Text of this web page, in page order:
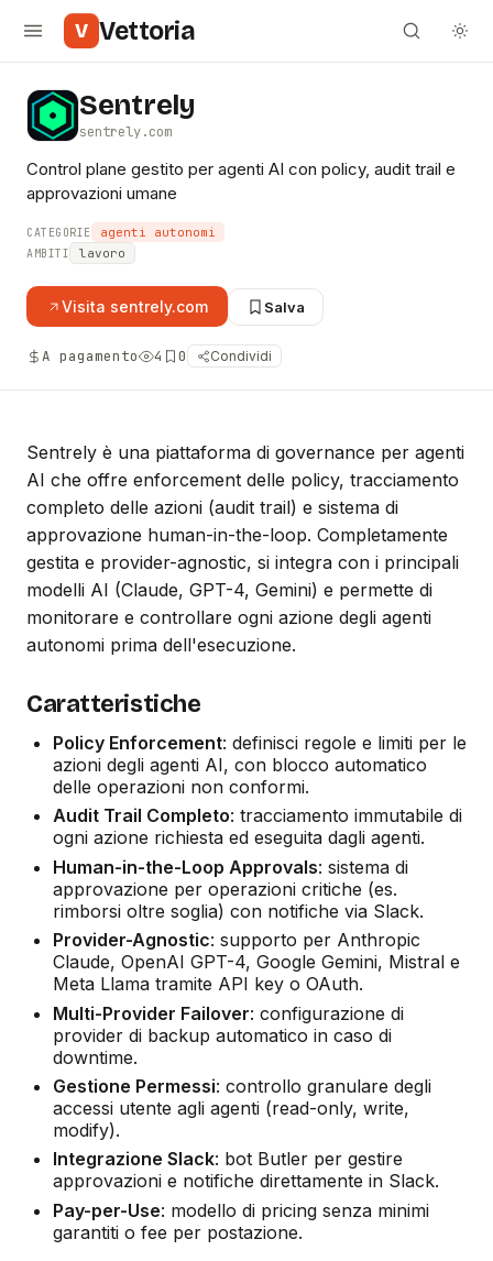
V Vettoria
Sentrely
sentrely.com
Control plane gestito per agenti AI con policy, audit trail e
approvazioni umane
CATEGORIE agenti autonomi
AMBITI lavoro
Visita sentrely.com Salva
A pagamento 4 0 Condividi
Sentrely è una piattaforma di governance per agenti
AI che offre enforcement delle policy, tracciamento
completo delle azioni (audit trail) e sistema di
approvazione human-in-the-loop. Completamente
gestita e provider-agnostic, si integra con i principali
modelli AI (Claude, GPT-4, Gemini) e permette di
monitorare e controllare ogni azione degli agenti
autonomi prima dell'esecuzione.
Caratteristiche
Policy Enforcement: definisci regole e limiti per le
azioni degli agenti AI, con blocco automatico
delle operazioni non conformi.
Audit Trail Completo: tracciamento immutabile di
ogni azione richiesta ed eseguita dagli agenti.
Human-in-the-Loop Approvals: sistema di
approvazione per operazioni critiche (es.
rimborsi oltre soglia) con notifiche via Slack.
Provider-Agnostic: supporto per Anthropic
Claude, OpenAI GPT-4, Google Gemini, Mistral e
Meta Llama tramite API key o OAuth.
Multi-Provider Failover: configurazione di
provider di backup automatico in caso di
downtime.
Gestione Permessi: controllo granulare degli
accessi utente agli agenti (read-only, write,
modify).
Integrazione Slack: bot Butler per gestire
approvazioni e notifiche direttamente in Slack.
Pay-per-Use: modello di pricing senza minimi
garantiti o fee per postazione.